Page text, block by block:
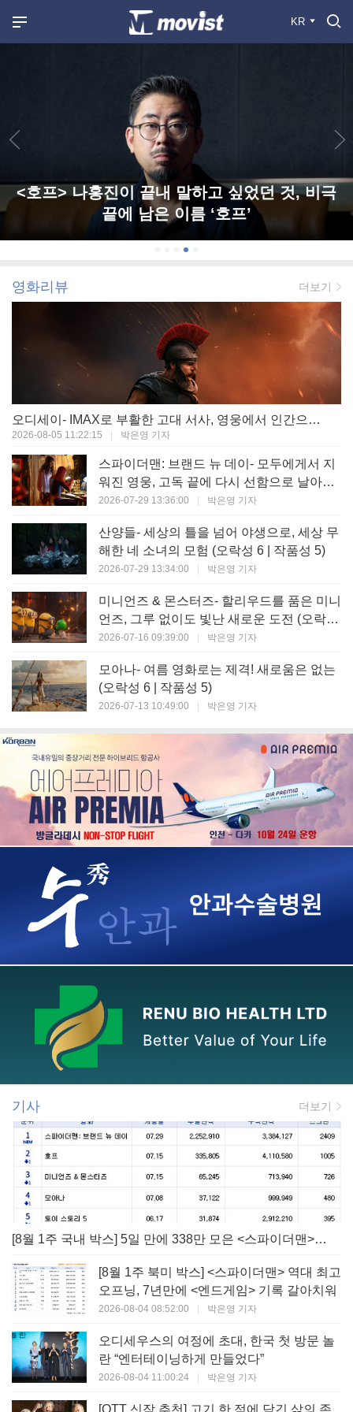
KR
<호프> 나홍진이 끝내 말하고 싶었던 것, 비극
끝에 남은 이름 ‘호프’
영화리뷰 더보기
오디세이- IMAX로 부활한 고대 서사, 영웅에서 인간으로의 귀환 (오락성 9 | 작품성 9)
2026-08-05 11:22:15 박은영 기자
스파이더맨: 브랜드 뉴 데이- 모두에게서 지
워진 영웅, 고독 끝에 다시 선함으로 날아오
르다 (오락성 8 | 작품성 8)
2026-07-29 13:36:00 박은영 기자
산양들- 세상의 틀을 넘어 야생으로, 세상 무
해한 네 소녀의 모험 (오락성 6 | 작품성 5)
2026-07-29 13:34:00 박은영 기자
미니언즈 & 몬스터즈- 할리우드를 품은 미니
언즈, 그루 없이도 빛난 새로운 도전 (오락성
7 | 작품성 6)
2026-07-16 09:39:00 박은영 기자
모아나- 여름 영화로는 제격! 새로움은 없는
(오락성 6 | 작품성 5)
2026-07-13 10:49:00 박은영 기자
기사 더보기
[8월 1주 국내 박스] 5일 만에 338만 모은 <스파이더맨> 극장가 235% 대반등, <호프>는 400만 돌파
[8월 1주 북미 박스] <스파이더맨> 역대 최고
오프닝, 7년만에 <엔드게임> 기록 갈아치워
2026-08-04 08:52:00 | 박은영 기자
오디세우스의 여정에 초대, 한국 첫 방문 놀
란 “엔터테이닝하게 만들었다”
2026-08-04 11:00:24 | 박은영 기자
[OTT 신작 추천] 고기 한 점에 담긴 삶의 존